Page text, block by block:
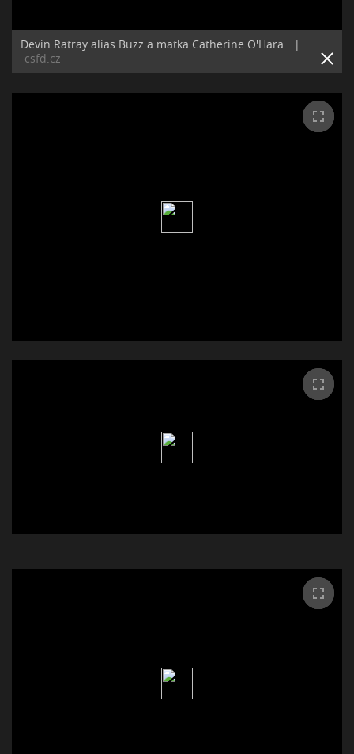
Devin Ratray alias Buzz a matka Catherine O'Hara.
|
csfd.cz